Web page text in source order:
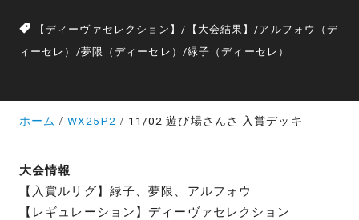
【ディーヴァセレクション】/ 【大会結果】/アルフォウ（デ
ィーセレ） /夢限（ディーセレ） /緑子（ディーセレ）
ホーム WX25P2 11/02 遊び場さんさ 入賞デッキ
大会情報
【入賞ルリグ】緑子、夢限、アルフォウ
【レギュレーション】ディーヴァセレクション